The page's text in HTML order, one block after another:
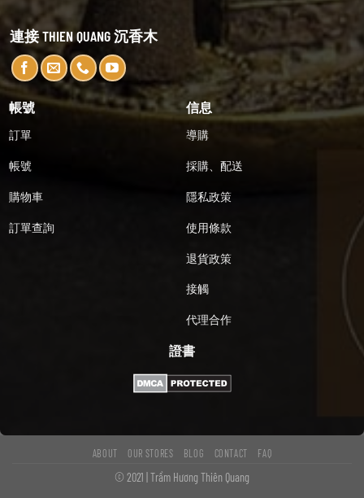
連接 THIEN QUANG 沉香木
帳號
訂單
帳號
購物車
訂單查詢
信息
導購
採購、配送
隱私政策
使用條款
退貨政策
接觸
代理合作
證書
ABOUT OUR STORES BLOG CONTACT FAQ
© 2021 | Trầm Hương Thiên Quang